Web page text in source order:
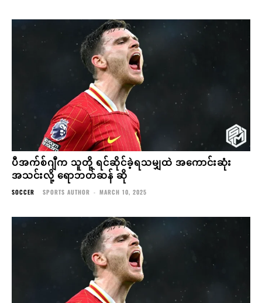
ပီအက်စ်ဂျီက သူတို့ ရင်ဆိုင်ခဲ့ရသမျှထဲ အကောင်းဆုံး
အသင်းလို့ ရောဘတ်ဆန် ဆို
SOCCER SPORTS AUTHOR - MARCH 10, 2025